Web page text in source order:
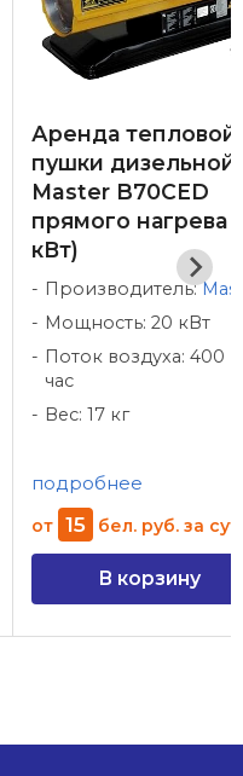
Аренда тепловой
пушки дизельной
Master B70CED
прямого нагрева
кВт)
Производитель:
Мощность: 20 кВт
Поток воздуха: 400
час
Вес: 17 кг
подробнее
от 15 бел. руб. за
В корзину